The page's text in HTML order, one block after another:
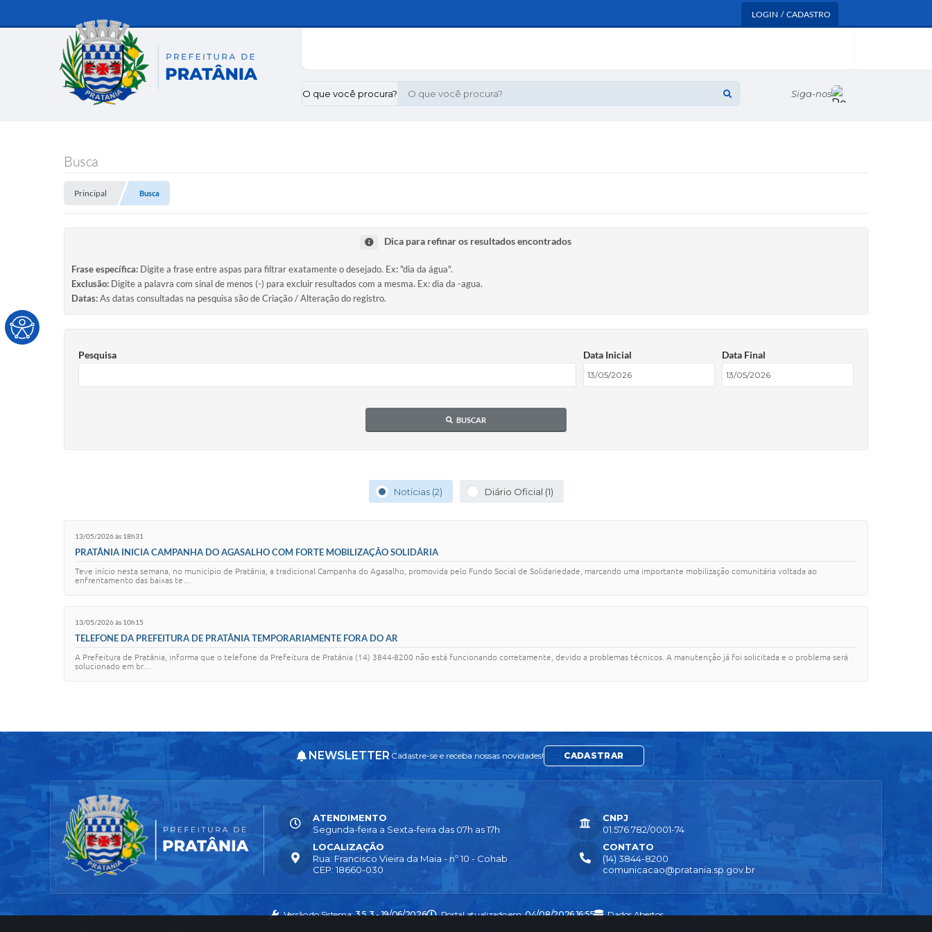
LOGIN / CADASTRO
O que você procura? Siga-nos
Busca
Principal Busca
Dica para refinar os resultados encontrados
Frase específica: Digite a frase entre aspas para filtrar exatamente o desejado. Ex: "dia da água".
Exclusão: Digite a palavra com sinal de menos (-) para excluir resultados com a mesma. Ex: dia da -agua.
Datas:As datas consultadas na pesquisa são de Criação / Alteração do registro.
Pesquisa Data Inicial Data Final
BUSCAR
Notícias (2) Diário Oficial (1)
13/05/2026 às 18h31
PRATÂNIA INICIA CAMPANHA DO AGASALHO COM FORTE MOBILIZAÇÃO SOLIDÁRIA
Teve início nesta semana, no município de Pratânia, a tradicional Campanha do Agasalho, promovida pelo Fundo Social de Solidariedade, marcando uma importante mobilização comunitária voltada ao
enfrentamento das baixas te…
13/05/2026 às 10h15
TELEFONE DA PREFEITURA DE PRATÂNIA TEMPORARIAMENTE FORA DO AR
A Prefeitura de Pratânia, informa que o telefone da Prefeitura de Pratânia (14) 3844-8200 não está funcionando corretamente, devido a problemas técnicos. A manutenção já foi solicitada e o problema será
solucionado em br…
NEWSLETTER Cadastre-se e receba nossas novidades! CADASTRAR
LOCALIZAÇÃO
Rua: Francisco Vieira da Maia - nº 10 - Cohab
CEP: 18660-030
CONTATO
(14) 3844-8200
comunicacao@pratania.sp.gov.br
ATENDIMENTO
Segunda-feira a Sexta-feira das 07h as 17h
CNPJ
01.576.782/0001-74
Versão do Sistema:3.5.3 - 19/06/2026 Portal atualizado em:04/08/2026 16:55 Dados Abertos